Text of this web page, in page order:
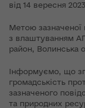
від 14 вересня
Метою зазначеної
з влаштуванням
район, Волинська
Інформуємо, що
громадськість
зазначеного
та природних